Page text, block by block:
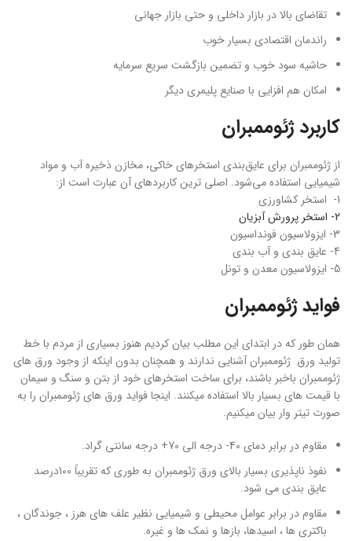
تقاضای بالا در بازار داخلی و حتی بازار جهانی
راندمان اقتصادی بسیار خوب
حاشیه سود خوب و تضمین بازگشت سریع سرمایه
امکان هم افزایی با صنایع پلیمری دیگر
کاربرد ژئوممبران
از ژئوممبران برای عایق‌بندی استخرهای خاکی، مخازن ذخیره آب و مواد
شیمیایی استفاده می‌شود. اصلی ترین کاربردهای آن عبارت است از:
1- استخر کشاورزی
2- استخر پرورش آبزیان
3- ایزولاسیون فونداسیون
4- عایق بندی و آب بندی
5- ایزولاسیون معدن و تونل
فواید ژئوممبران
همان طور که در ابتدای این مطلب بیان کردیم هنوز بسیاری از مردم با خط
تولید ورق ژئوممبران آشنایی ندارند و همچنان بدون اینکه از وجود ورق های
ژئوممبران باخبر باشند، برای ساخت استخرهای خود از بتن و سنگ و سیمان
با قیمت های بسیار بالا استفاده میکنند. اینجا فواید ورق های ژئوممبران را به
صورت تیتر وار بیان میکنیم.
مقاوم در برابر دمای 40- درجه الی 70+ درجه سانتی گراد.
نفوذ ناپذیری بسیار بالای ورق ژئوممبران به طوری که تقریباً 100درصد
عایق بندی می شود.
مقاوم در برابر عوامل محیطی و شیمیایی نظیر علف های هرز ، جوندگان ،
باکتری ها ، اسیدها، بازها و نمک ها و غیره.